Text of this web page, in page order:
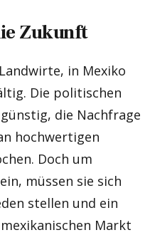
Zukunft
in Mexiko
Die politischen
die Nachfrage
hochwertigen
Doch um
müssen sie sich
stellen und ein
Markt